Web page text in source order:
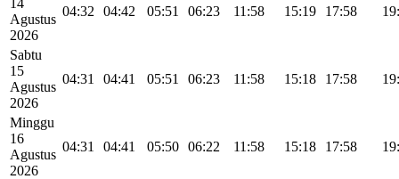
Agustus
2026
04:32 04:42 05:51 06:23 11:58 15:19 17:58
Sabtu
15
Agustus
2026
04:31 04:41 05:51 06:23 11:58 15:18 17:58
Minggu
16
Agustus
2026
04:31 04:41 05:50 06:22 11:58 15:18 17:58